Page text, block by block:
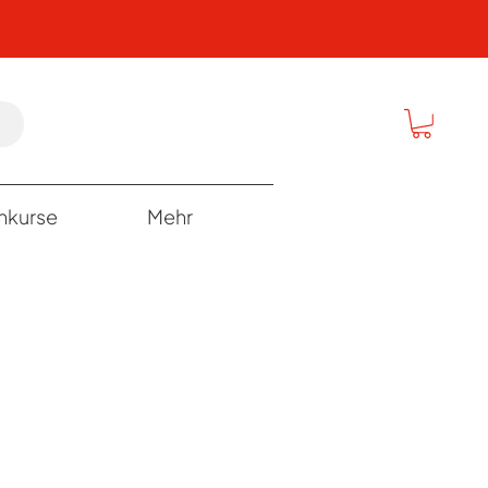
Mehr